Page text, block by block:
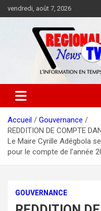
au
vendredi, août 7, 2026
Accueil
Gouvernance
REDDITION DE COMPTE
Le Maire Cyrille Adégbola
pour le compte de l’année
GOUVERNANCE